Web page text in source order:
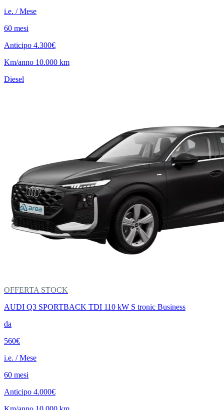
i.e. / Mese
60 mesi
Anticipo 4.300€
Km/anno 10.000 km
Diesel
OFFERTA STOCK
AUDI Q3 SPORTBACK TDI 110 kW S tronic Business
da
560€
i.e. / Mese
60 mesi
Anticipo 4.000€